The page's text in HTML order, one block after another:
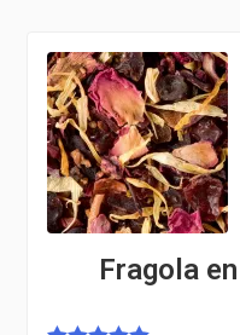
Fragola